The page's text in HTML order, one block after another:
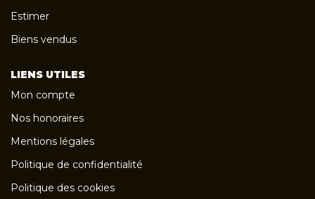
Estimer
Biens vendus
LIENS UTILES
Mon compte
Nos honoraires
Mentions légales
Politique de confidentialité
Politique des cookies